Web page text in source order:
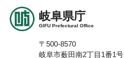
岐阜県庁
GIFU Prefectural Office
〒500-8570
岐阜市薮田南2丁目1番1号